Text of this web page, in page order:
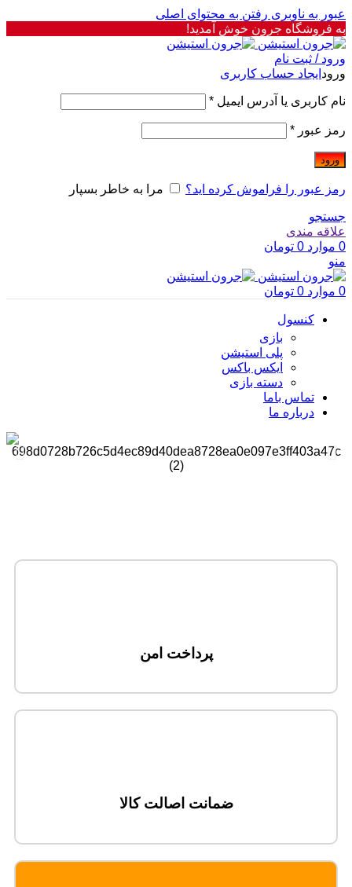
عبور به ناوبری رفتن به محتوای اصلی
به فروشگاه جرون خوش آمدید!
ورود / ثبت نام
ورود ایجاد حساب کاربری
نام کاربری یا آدرس ایمیل *
رمز عبور *
ورود
رمز عبور را فراموش کرده اید؟ مرا به خاطر بسپار
جستجو
علاقه مندی
0 موارد 0 تومان
منو
0 موارد 0 تومان
کنسول
بازی
پلی استیشن
ایکس باکس
دسته بازی
تماس باما
درباره ما
پرداخت امن
ضمانت اصالت کالا